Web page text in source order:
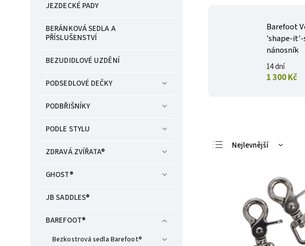
JEZDECKÉ PADY
BERÁNKOVÁ SEDLA A
PŘÍSLUŠENSTVÍ
BEZUDIDLOVÉ UZDĚNÍ
PODSEDLOVÉ DEČKY
PODBŘIŠNÍKY
PODLE STYLU
ZDRAVÁ ZVÍŘATA®
GHOST®
JB SADDLES®
BAREFOOT®
Bezkostrová sedla Barefoot®
Barefoot
'shape-
nánosník
14 dní
1 300 Kč
Nejlevnější
Nejprodávanější